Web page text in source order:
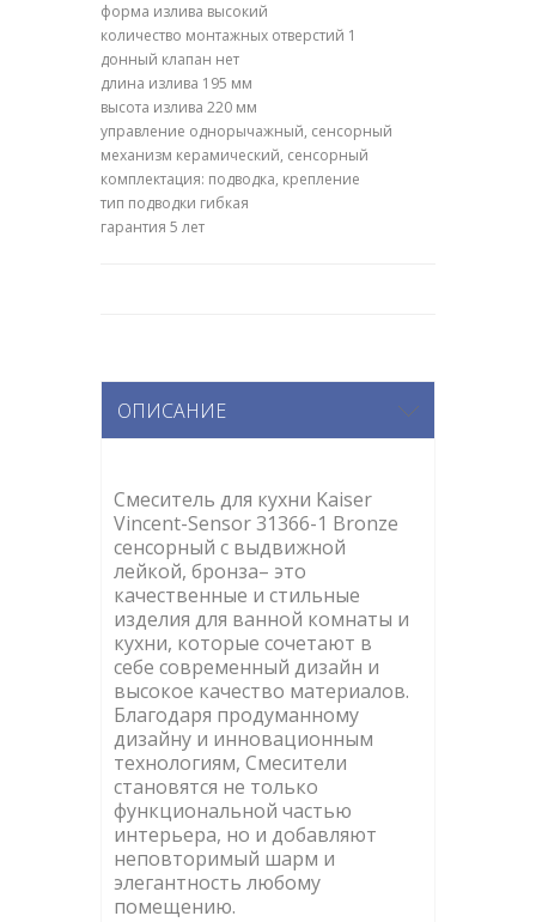
форма излива высокий
количество монтажных отверстий 1
донный клапан нет
длина излива 195 мм
высота излива 220 мм
управление однорычажный, сенсорный
механизм керамический, сенсорный
комплектация: подводка, крепление
тип подводки гибкая
гарантия 5 лет
ОПИСАНИЕ
Смеситель для кухни Kaiser
Vincent-Sensor 31366-1 Bronze
сенсорный с выдвижной
лейкой, бронза– это
качественные и стильные
изделия для ванной комнаты и
кухни, которые сочетают в
себе современный дизайн и
высокое качество материалов.
Благодаря продуманному
дизайну и инновационным
технологиям, Смесители
становятся не только
функциональной частью
интерьера, но и добавляют
неповторимый шарм и
элегантность любому
помещению.